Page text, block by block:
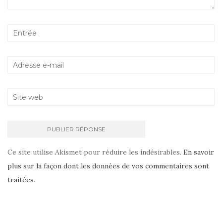
Ce site utilise Akismet pour réduire les indésirables. En savoir
plus sur la façon dont les données de vos commentaires sont
traitées.